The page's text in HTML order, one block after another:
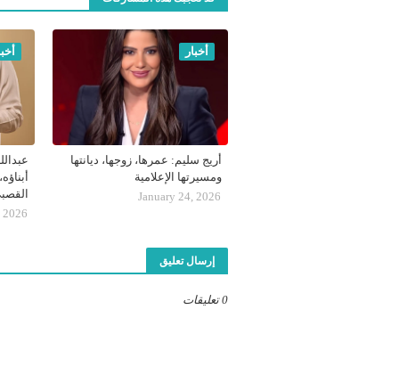
أخبار
أريج سليم: عمرها، زوجها، ديانتها
ومسيرتها الإعلامية
January 24, 2026
2026
إرسال تعليق
0 تعليقات